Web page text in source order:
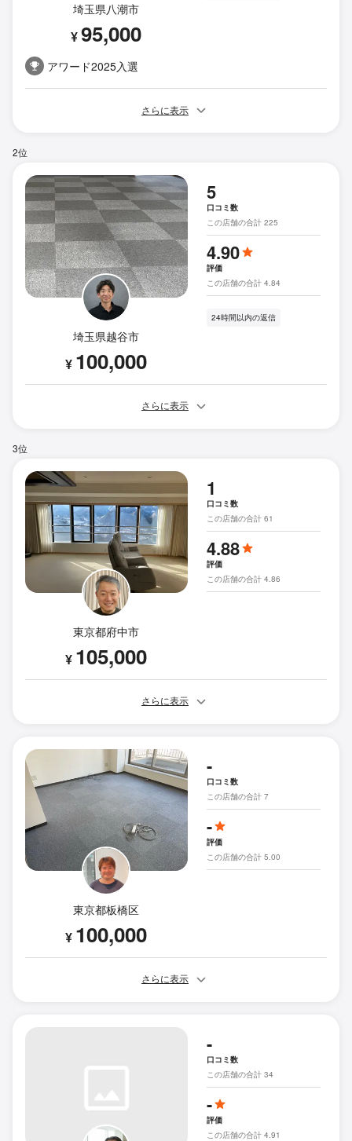
埼玉県八潮市
¥95,000
アワード2025入選
さらに表示
2位
埼玉県越谷市
¥ 100,000
5
口コミ数
この店舗の合計 225
4.90
評価
この店舗の合計 4.84
24時間以内の返信
さらに表示
3位
東京都府中市
¥ 105,000
1
口コミ数
この店舗の合計 61
4.88
評価
この店舗の合計 4.86
さらに表示
東京都板橋区
¥ 100,000
-
口コミ数
この店舗の合計 7
-
評価
この店舗の合計 5.00
さらに表示
-
口コミ数
この店舗の合計 34
-
評価
この店舗の合計 4.91